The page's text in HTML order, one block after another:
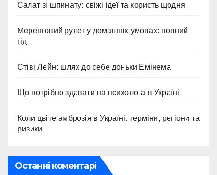
Салат зі шпинату: свіжі ідеї та користь щодня
Меренговий рулет у домашніх умовах: повний
гід
Стіві Лейн: шлях до себе доньки Емінема
Що потрібно здавати на психолога в Україні
Коли цвіте амброзія в Україні: терміни, регіони та
ризики
Останні коментарі